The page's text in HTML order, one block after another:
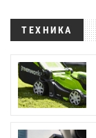
ТЕХНИКА